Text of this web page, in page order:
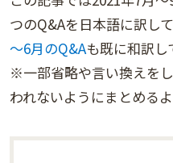
つのQ&Aを日本語に訳し
～6月のQ&Aも既に和訳し
※一部省略や言い換えを
われないようにまとめるよ